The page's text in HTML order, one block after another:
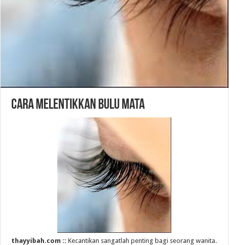
Cara Melentikkan Bulu Mata
thayyibah.com ::Kecantikan sangatlah penting bagi seorang wanita.